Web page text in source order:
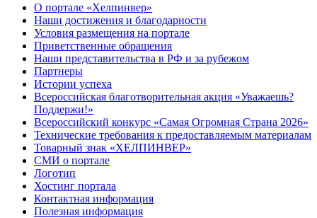
О портале «Хелпинвер»
Наши достижения и благодарности
Условия размещения на портале
Приветственные обращения
Наши представительства в РФ и за рубежом
Партнеры
Истории успеха
Всероссийская благотворительная акция «Уважаешь?
Поддержи!»
Всероссийский конкурс «Самая Огромная Страна 2026»
Технические требования к предоставляемым материалам
Товарный знак «ХЕЛПИНВЕР»
СМИ о портале
Логотип
Хостинг портала
Контактная информация
Полезная информация